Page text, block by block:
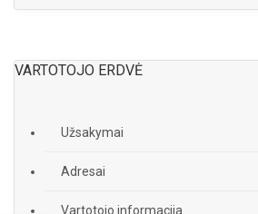
VARTOTOJO ERDVĖ
Užsakymai
Adresai
Vartotojo informacija